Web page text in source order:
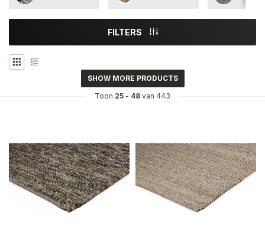
FILTERS
SHOW MORE PRODUCTS
Toon 25 - 48 van 443